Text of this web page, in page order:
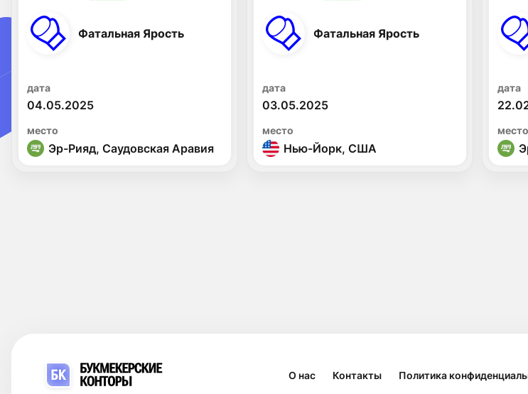
Фатальная Ярость
дата
04.05.2025
место
Эр-Рияд, Саудовская Аравия
Фатальная Ярость
дата
03.05.2025
место
Нью-Йорк, США
дата
место
О нас Контакты Политика